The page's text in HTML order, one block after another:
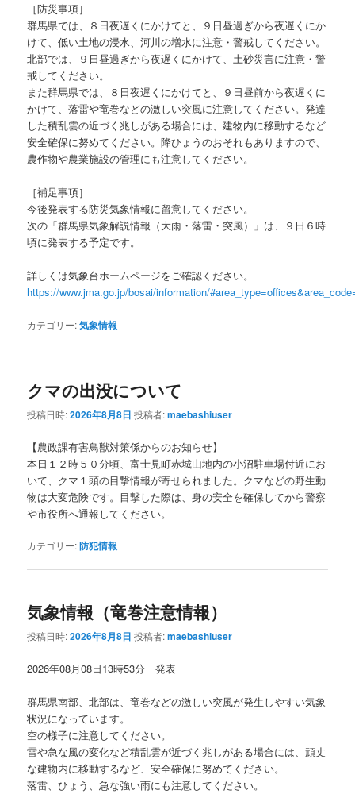
［防災事項］
群馬県では、８日夜遅くにかけてと、９日昼過ぎから夜遅くにか
けて、低い土地の浸水、河川の増水に注意・警戒してください。
北部では、９日昼過ぎから夜遅くにかけて、土砂災害に注意・警
戒してください。
また群馬県では、８日夜遅くにかけてと、９日昼前から夜遅くに
かけて、落雷や竜巻などの激しい突風に注意してください。発達
した積乱雲の近づく兆しがある場合には、建物内に移動するなど
安全確保に努めてください。降ひょうのおそれもありますので、
農作物や農業施設の管理にも注意してください。
［補足事項］
今後発表する防災気象情報に留意してください。
次の「群馬県気象解説情報（大雨・落雷・突風）」は、９日６時
頃に発表する予定です。
詳しくは気象台ホームページをご確認ください。
https://www.jma.go.jp/bosai/information/
カテゴリー:気象情報
クマの出没について
投稿日時:2026年8月8日 投稿者:maebashiuser
【農政課有害鳥獣対策係からのお知らせ】
本日１２時５０分頃、富士見町赤城山地内の小沼駐車場付近にお
いて、クマ１頭の目撃情報が寄せられました。クマなどの野生動
物は大変危険です。目撃した際は、身の安全を確保してから警察
や市役所へ通報してください。
カテゴリー:防犯情報
気象情報（竜巻注意情報）
投稿日時:2026年8月8日 投稿者:maebashiuser
2026年08月08日13時53分 発表
群馬県南部、北部は、竜巻などの激しい突風が発生しやすい気象
状況になっています。
空の様子に注意してください。
雷や急な風の変化など積乱雲が近づく兆しがある場合には、頑丈
な建物内に移動するなど、安全確保に努めてください。
落雷、ひょう、急な強い雨にも注意してください。